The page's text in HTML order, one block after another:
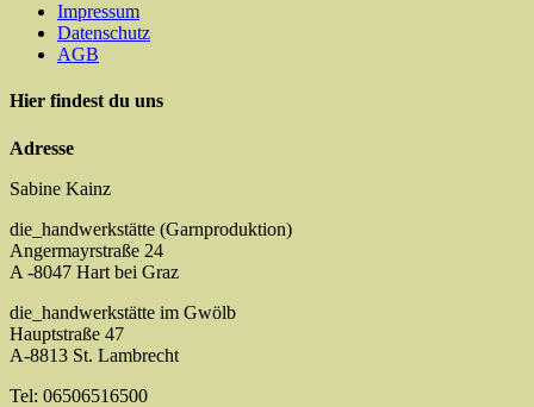
Impressum
Datenschutz
AGB
Hier findest du uns
Adresse
Sabine Kainz
die_handwerkstätte (Garnproduktion)
Angermayrstraße 24
A -8047 Hart bei Graz
die_handwerkstätte im Gwölb
Hauptstraße 47
A-8813 St. Lambrecht
Tel: 06506516500